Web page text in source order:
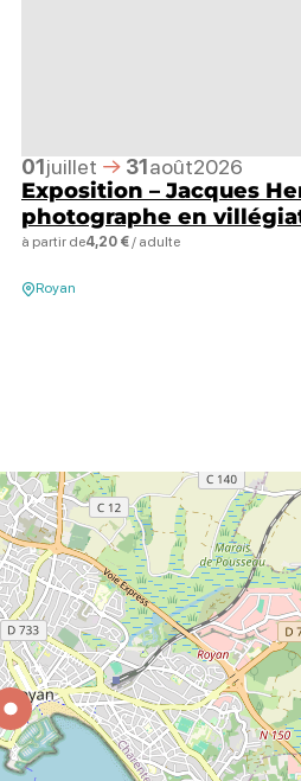
Exposition – Jacques
photographe en
à partir de4,20 €/ adulte
01juillet 31août2026
Royan